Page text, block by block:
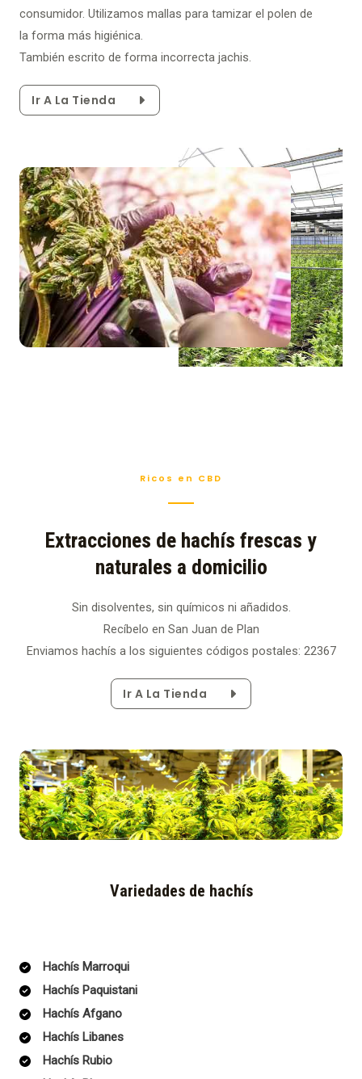
consumidor. Utilizamos mallas para tamizar el polen de
la forma más higiénica.
También escrito de forma incorrecta jachis.
Ir A La Tienda
Ricos en CBD
Extracciones de hachís frescas y
naturales a domicilio
Sin disolventes, sin químicos ni añadidos.
Recíbelo en San Juan de Plan
Enviamos hachís a los siguientes códigos postales: 22367
Ir A La Tienda
Variedades de hachís
Hachís Marroqui
Hachís Paquistani
Hachís Afgano
Hachís Libanes
Hachís Rubio